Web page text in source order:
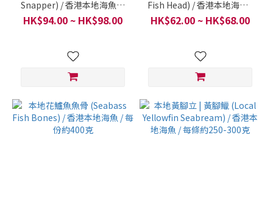
Snapper) / 香港本地海魚及
煲湯靚魚系列 / 數條約600-
800克
HK$94.00 ~ HK$98.00
Fish Head) / 香港本地海魚 /
每份約250-300克
HK$62.00 ~ HK$68.00